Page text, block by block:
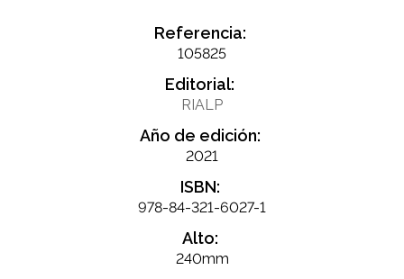
Referencia:
105825
Editorial:
RIALP
Año de edición:
2021
ISBN:
978-84-321-6027-1
Alto:
240mm